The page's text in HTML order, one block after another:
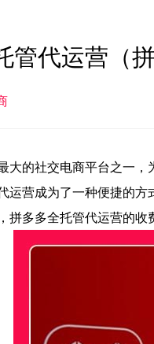
管代运营（
的社交电商平台之一，
运营成为了一种便捷的
拼多多全托管代运营的收